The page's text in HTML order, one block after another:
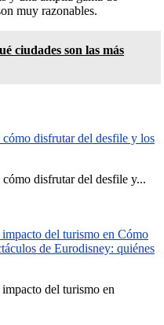
muy razonables.
ciudades son las más
disfrutar del desfile y los
disfrutar del desfile y...
del turismo en Cómo
de Eurodisney: quiénes
del turismo en